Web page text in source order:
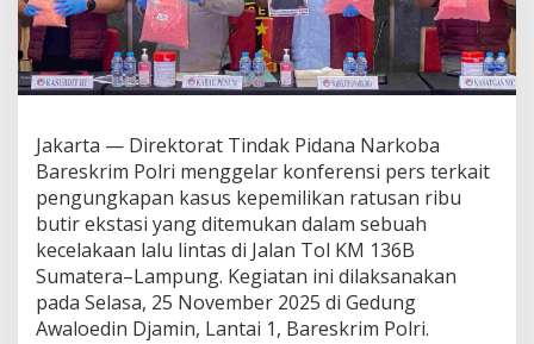
k
s
t
s
d
i
T
o
L
a
m
Jakarta — Direktorat Tindak Pidana Narkoba
Bareskrim Polri menggelar konferensi pers terkait
pengungkapan kasus kepemilikan ratusan ribu
butir ekstasi yang ditemukan dalam sebuah
kecelakaan lalu lintas di Jalan Tol KM 136B
Sumatera–Lampung. Kegiatan ini dilaksanakan
pada Selasa, 25 November 2025 di Gedung
Awaloedin Djamin, Lantai 1, Bareskrim Polri.